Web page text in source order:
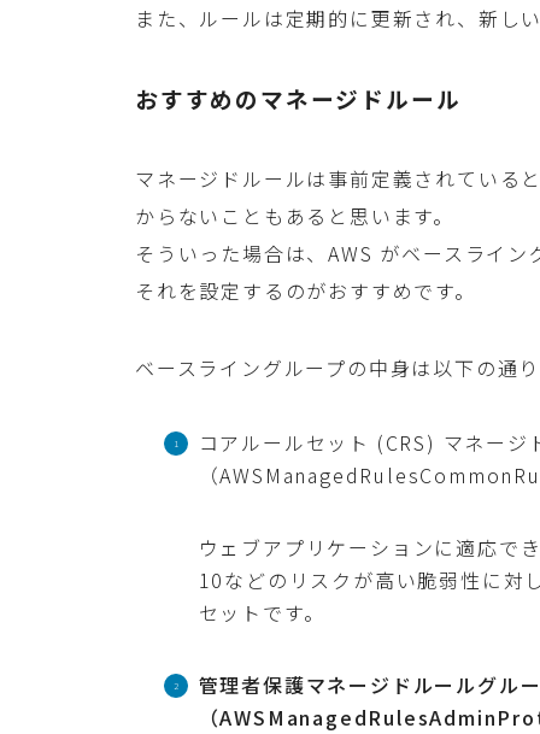
また、ルールは定期的に更新され、新し
おすすめのマネージドルール
マネージドルールは事前定義されている
からないこともあると思います。
そういった場合は、AWS がベースライ
それを設定するのがおすすめです。
ベースライングループの中身は以下の通
コアルールセット (CRS) マネージ
（
ウェブアプリケーションに適応で
10などのリスクが高い脆弱性に対
セットです。
管理者保護マネージドルールグル
（